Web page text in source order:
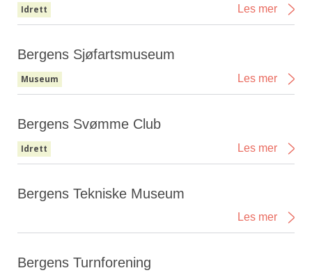
Idrett Les mer
Bergens Sjøfartsmuseum
Museum Les mer
Bergens Svømme Club
Idrett Les mer
Bergens Tekniske Museum
Les mer
Bergens Turnforening